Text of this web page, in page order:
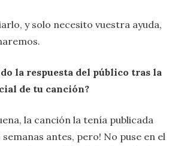
y solo necesito vuestra ayuda,
la respuesta del público tras la
de tu canción?
la canción la tenía publicada
antes, pero! No puse en el